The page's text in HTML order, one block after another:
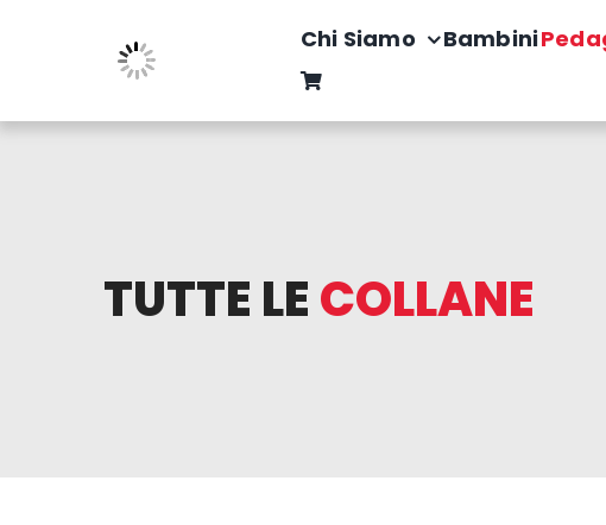
Chi Siamo Bambini
TUTTE LECOLLANE